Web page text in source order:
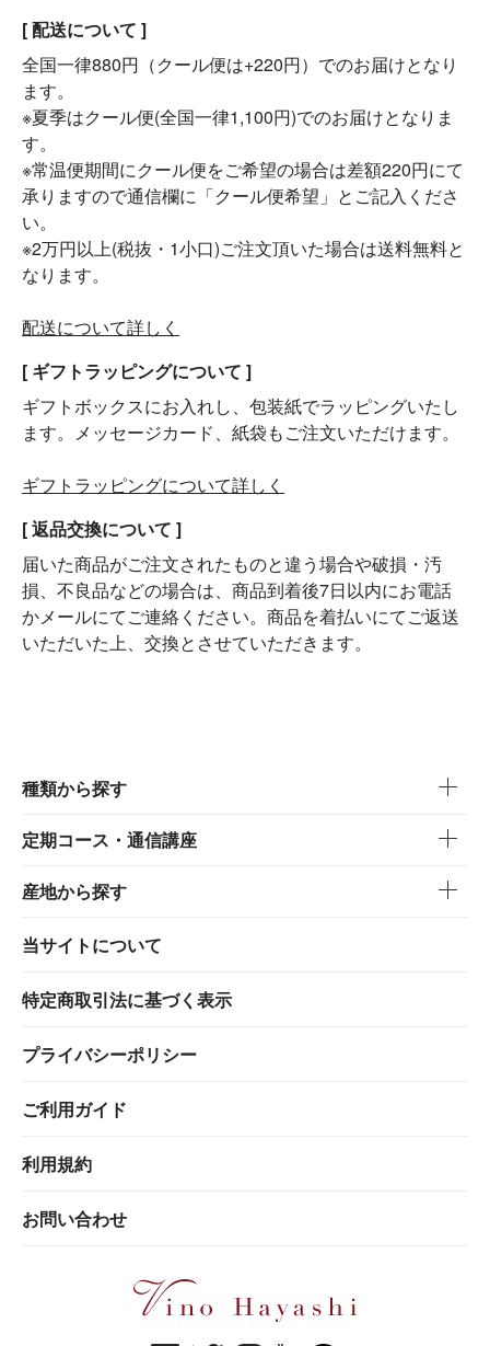
[ 配送について ]
全国一律880円（クール便は+220円）でのお届けとなり
ます。
※夏季はクール便(全国一律1,100円)でのお届けとなりま
す。
※常温便期間にクール便をご希望の場合は差額220円にて
承りますので通信欄に「クール便希望」とご記入くださ
い。
※2万円以上(税抜・1小口)ご注文頂いた場合は送料無料と
なります。
配送について詳しく
[ ギフトラッピングについて ]
ギフトボックスにお入れし、包装紙でラッピングいたし
ます。メッセージカード、紙袋もご注文いただけます。
ギフトラッピングについて詳しく
[ 返品交換について ]
届いた商品がご注文されたものと違う場合や破損・汚
損、不良品などの場合は、商品到着後7日以内にお電話
かメールにてご連絡ください。商品を着払いにてご返送
いただいた上、交換とさせていただきます。
種類から探す
定期コース・通信講座
産地から探す
当サイトについて
特定商取引法に基づく表示
プライバシーポリシー
ご利用ガイド
利用規約
お問い合わせ